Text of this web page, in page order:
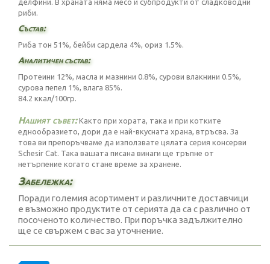
делфини. В храната няма месо и субпродукти от сладководни
риби.
Състав:
Риба тон 51%, бейби сардела 4%, ориз 1.5%.
Аналитичен състав:
Протеини 12%, масла и мазнини 0.8%, сурови влакнини 0.5%,
сурова пепел 1%, влага 85%.
84.2 ккал/100гр.
Нашият съвет:Както при хората, така и при котките
еднообразието, дори да е най-вкусната храна, втръсва. За
това ви препоръчваме да използвате цялата серия консерви
Schesir Cat. Така вашата писана винаги ще тръпне от
нетърпение когато стане време за хранене.
Забележка:
Поради големия асортимент и различните доставчици
е възможно продуктите от серията да са с различно от
посоченото количество. При поръчка задължително
ще се свържем с вас за уточнение.